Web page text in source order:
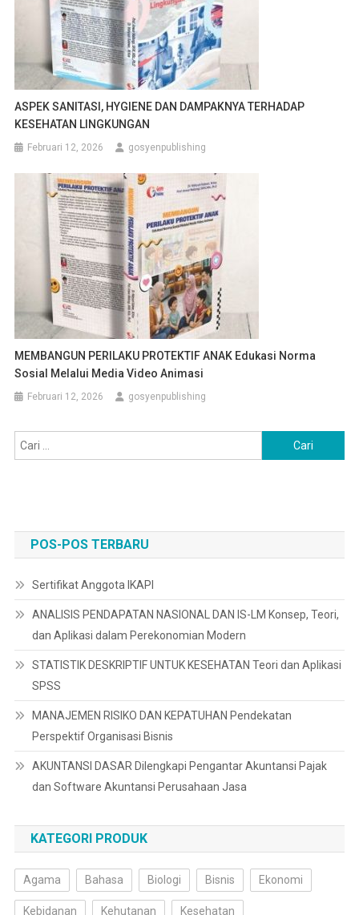
ASPEK SANITASI, HYGIENE DAN DAMPAKNYA TERHADAP
KESEHATAN LINGKUNGAN
Februari 12, 2026 gosyenpublishing
MEMBANGUN PERILAKU PROTEKTIF ANAK Edukasi Norma
Sosial Melalui Media Video Animasi
Februari 12, 2026 gosyenpublishing
untuk:
POS-POS TERBARU
Sertifikat Anggota IKAPI
ANALISIS PENDAPATAN NASIONAL DAN IS-LM Konsep, Teori,
dan Aplikasi dalam Perekonomian Modern
STATISTIK DESKRIPTIF UNTUK KESEHATAN Teori dan Aplikasi
SPSS
MANAJEMEN RISIKO DAN KEPATUHAN Pendekatan
Perspektif Organisasi Bisnis
AKUNTANSI DASAR Dilengkapi Pengantar Akuntansi Pajak
dan Software Akuntansi Perusahaan Jasa
KATEGORI PRODUK
Agama Bahasa Biologi Bisnis Ekonomi
Kebidanan Kehutanan Kesehatan